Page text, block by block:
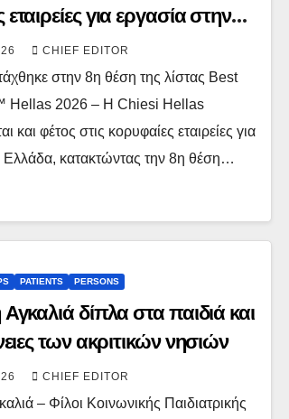
για εργασία στην
CHIEF EDITOR
στην 8η θέση της λίστας Best
Hellas 2026 – Η Chiesi Hellas
και φέτος στις κορυφαίες εταιρείες για
Ελλάδα, κατακτώντας την 8η θέση…
PATIENTS PERSONS
δίπλα στα παιδιά και
των ακριτικών νησιών
CHIEF EDITOR
– Φίλοι Κοινωνικής Παιδιατρικής